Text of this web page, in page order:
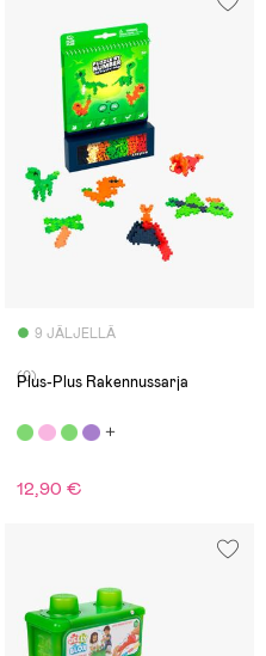
9 JÄLJELLÄ
(0) Plus-Plus Rakennussarja
12,90 €